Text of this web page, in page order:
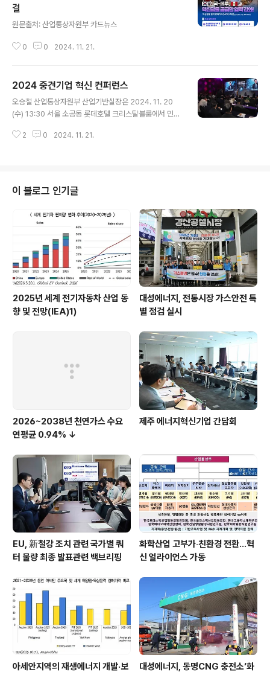
결
원문출처: 산업통상자원부 카드뉴스
0 0 2024. 11. 21.
2024 중견기업 혁신 컨퍼런스
오승철 산업통상자원부 산업기반실장은 2024. 11. 20
(수) 13:30 서울 소공동 롯데호텔 크리스탈볼룸에서 민병
전문가, 중견기업인 등 관계자 200여명이 참석한 가운데
2 0 2024. 11. 21.
이 블로그 인기글
2025년 세계 전기자동차 산업 동
향 및 전망(IEA)1)
대성에너지, 전통시장 가스안전 특
별 점검 실시
2026~2038년 천연가스 수요
연평균 0.94% ↓
제주 에너지혁신기업 간담회
EU, 新철강 조치 관련 국가별 쿼
터 물량 최종 발표관련 백브리핑
화학산업 고부가‧친환경 전환…혁
신 얼라이언스 가동
아세안지역의 재생에너지 개발·보
대성에너지, 동명CNG 충전소‘화